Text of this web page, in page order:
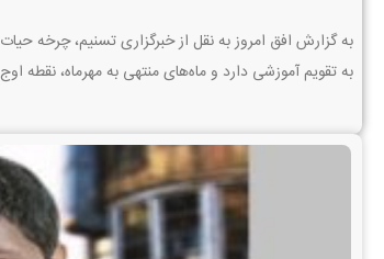
به گزارش افق امروز به نقل از خبرگزاری تسنیم، چرخه‌
به تقویم آموزشی دارد و ماه‌های منتهی به مهرماه، نقطه‌